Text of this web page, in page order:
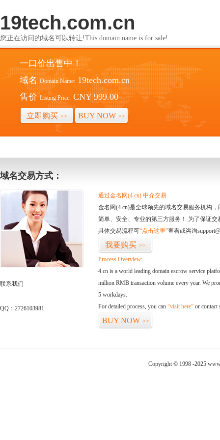
19tech.com.cn
您正在访问的域名可以转让!This domain name is for sale!
一口价出售中！
域名 Domain Name: 19tech.com.cn
售价 Listing Price: CNY 999.00
立即购买 >> BUY NOW >>
域名交易方式：
联系我们
QQ：2726103981
通过金名网(4.cn) 中介交易
金名网(4.cn)是全球领先的域名交易服务机构
简单、安全、专业的第三方服务！ 为了保证
具体交易流程可“点击这里”查看或咨询
我要购买 >>
Process Overview:
4.cn is a world leading domain escrow service
million RMB transaction volume every year. We
5 workdays.
For detailed process, you can “visit here” or contact
BUY NOW >>
Copyright © 1998 -2025